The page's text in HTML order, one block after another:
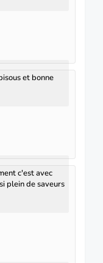
et bonne
c'est avec
plein de saveurs